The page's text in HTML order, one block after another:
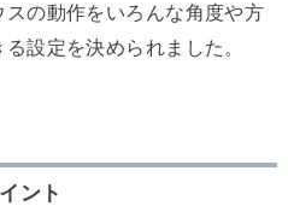
の動作をいろんな角度や方
設定を決められました。
ント